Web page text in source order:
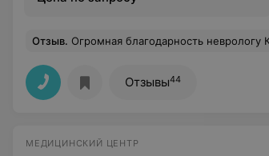
Отзыв. Огромная благодарность неврологу Константину Сергеевичу (Центр лечения боли) за быстрое и точное определение причины боли и проведенное лечение! Доктор, который не только
Отзывы44
МЕДИЦИНСКИЙ ЦЕНТР